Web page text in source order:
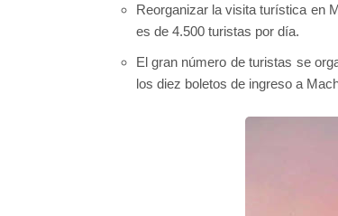
Reorganizar la visita turística en
es de 4.500 turistas por día.
El gran número de turistas se
los diez boletos de ingreso a